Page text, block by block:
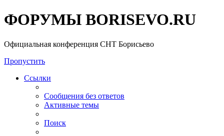
ФОРУМЫ BORISEVO.RU
Официальная конференция СНТ Борисьево
Пропустить
Ссылки
Сообщения без ответов
Активные темы
Поиск